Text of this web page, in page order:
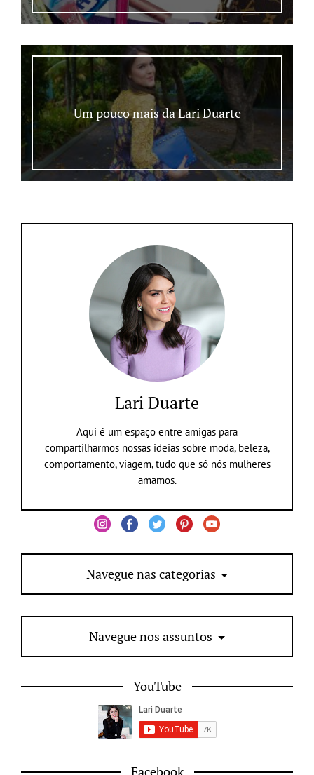
Um pouco mais da Lari Duarte
Lari Duarte
Aqui é um espaço entre amigas para
compartilharmos nossas ideias sobre moda, beleza,
comportamento, viagem, tudo que só nós mulheres
amamos.
Navegue nas categorias
Navegue nos assuntos
YouTube
Facebook